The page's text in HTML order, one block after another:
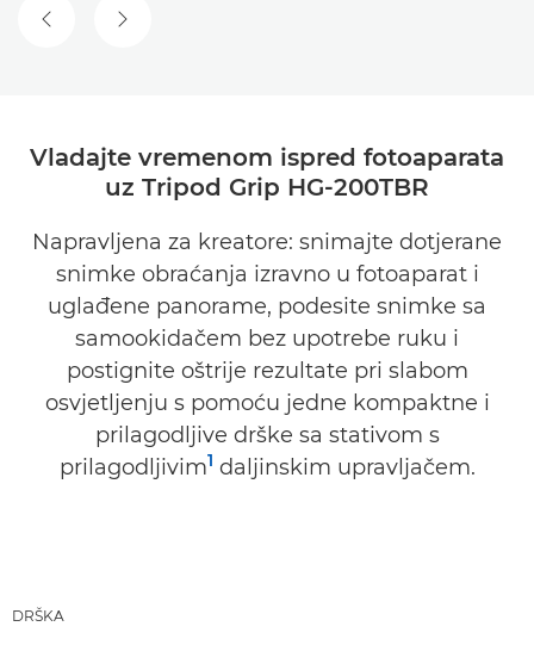
PRETHODNI SLAJD
SLJEDEĆI SLAJD
Vladajte vremenom ispred fotoaparata
uz Tripod Grip HG-200TBR
Napravljena za kreatore: snimajte dotjerane
snimke obraćanja izravno u fotoaparat i
uglađene panorame, podesite snimke sa
samookidačem bez upotrebe ruku i
postignite oštrije rezultate pri slabom
osvjetljenju s pomoću jedne kompaktne i
prilagodljive drške sa stativom s
prilagodljivim1 daljinskim upravljačem.
DRŠKA